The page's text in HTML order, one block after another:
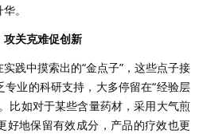
。
关克难促创新
践中摸索出的“金点子”，这些点子接
业的科研支持，大多停留在“经验层
比如对于某些含量药材，采用大气煎
好地保留有效成分，产品的疗效也更